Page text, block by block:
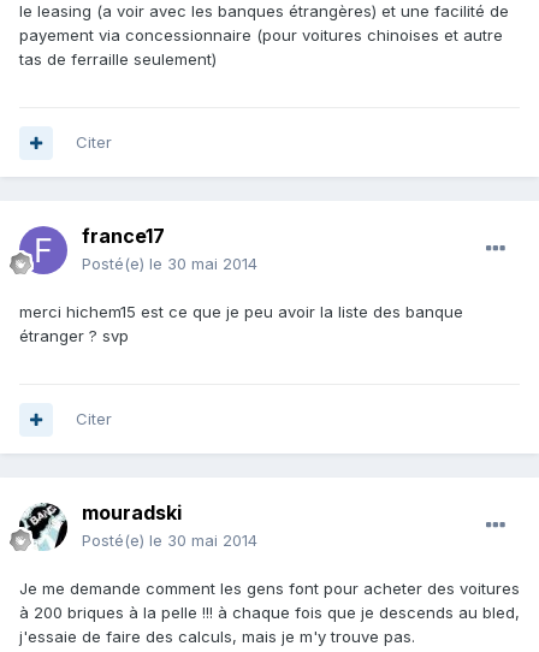
le leasing (a voir avec les banques étrangères) et une facilité de
payement via concessionnaire (pour voitures chinoises et autre
tas de ferraille seulement)
Citer
france17
Posté(e) le 30 mai 2014
merci hichem15 est ce que je peu avoir la liste des banque
étranger ? svp
Citer
mouradski
Posté(e) le 30 mai 2014
Je me demande comment les gens font pour acheter des voitures
à 200 briques à la pelle !!! à chaque fois que je descends au bled,
j'essaie de faire des calculs, mais je m'y trouve pas.